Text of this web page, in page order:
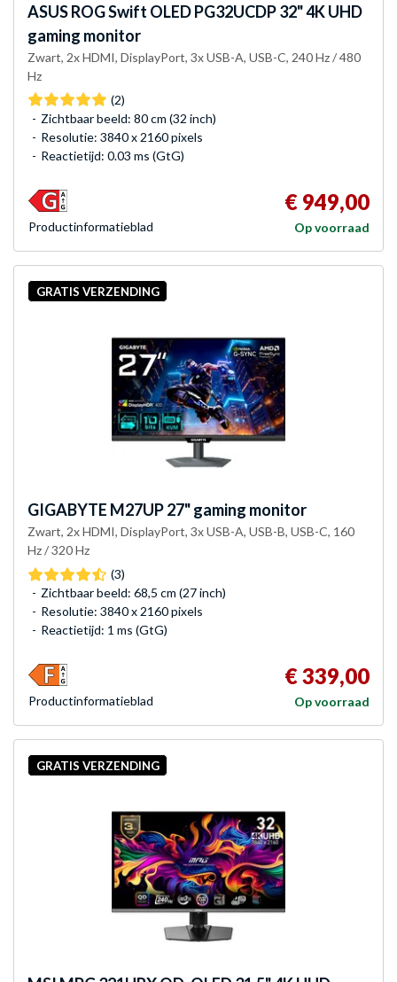
ASUSROG Swift OLED PG32UCDP 32" 4K UHD
gaming monitor
Zwart, 2x HDMI, DisplayPort, 3x USB-A, USB-C, 240 Hz / 480
Hz
(2)
Zichtbaar beeld: 80 cm (32 inch)
Resolutie: 3840 x 2160 pixels
Reactietijd: 0.03 ms (GtG)
€ 949,00
Op voorraad
Product­informatieblad
GRATIS VERZENDING
GIGABYTE M27UP 27" gaming monitor
Zwart, 2x HDMI, DisplayPort, 3x USB-A, USB-B, USB-C, 160
Hz / 320 Hz
(3)
Zichtbaar beeld: 68,5 cm (27 inch)
Resolutie: 3840 x 2160 pixels
Reactietijd: 1 ms (GtG)
€ 339,00
Op voorraad
Product­informatieblad
GRATIS VERZENDING